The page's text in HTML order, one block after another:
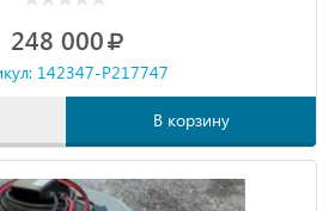
248 000
142347-P217747
В корзину